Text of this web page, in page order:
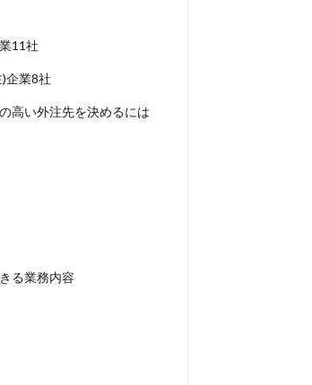
11社
企業8社
高い外注先を決めるには
る業務内容